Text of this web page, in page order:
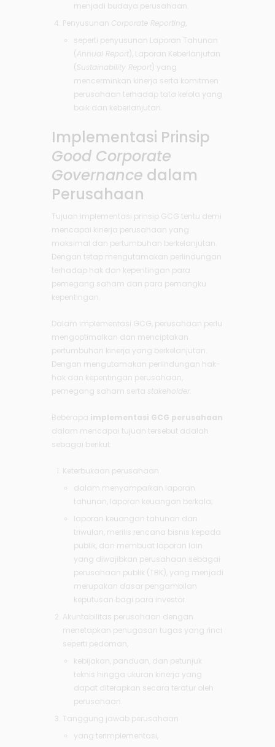
menjadi budaya perusahaan.
Penyusunan Corporate Reporting
seperti penyusunan Laporan Tahunan
(Annual Report), Laporan Keberlanjutan
(Sustainability Report) yang
mencerminkan kinerja serta komitmen
perusahaan terhadap tata kelola yang
baik dan keberlanjutan.
Implementasi Prinsip
Good Corporate
Governance dalam
Perusahaan
Tujuan implementasi prinsip GCG tentu demi
mencapai kinerja perusahaan yang
maksimal dan pertumbuhan berkelanjutan.
Dengan tetap mengutamakan perlindungan
terhadap hak dan kepentingan para
pemegang saham dan para pemangku
kepentingan.
Dalam implementasi GCG, perusahaan perlu
mengoptimalkan dan menciptakan
pertumbuhan kinerja yang berkelanjutan.
Dengan mengutamakan perlindungan hak-
hak dan kepentingan perusahaan,
pemegang saham serta stakeholder
Beberapa implementasi GCG perusahaan
dalam mencapai tujuan tersebut adalah
sebagai berikut:
Keterbukaan perusahaan
dalam menyampaikan laporan
tahunan, laporan keuangan berkala;
laporan keuangan tahunan dan
triwulan, merilis rencana bisnis kepada
publik, dan membuat laporan lain
yang diwajibkan perusahaan sebagai
perusahaan publik (TBK), yang menjadi
merupakan dasar pengambilan
keputusan bagi para investor.
Akuntabilitas perusahaan dengan
menetapkan penugasan tugas yang rinci
seperti pedoman,
kebijakan, panduan, dan petunjuk
teknis hingga ukuran kinerja yang
dapat diterapkan secara teratur oleh
perusahaan.
Tanggung jawab perusahaan
yang terimplementasi,